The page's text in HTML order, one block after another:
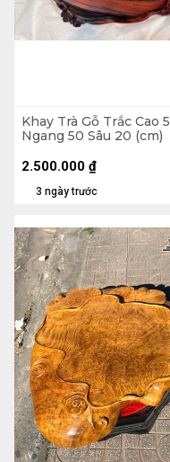
Khay Trà Gỗ Trắc Cao 5
Ngang 50 Sâu 20 (cm)
3 ngày trước
2.500.000 ₫